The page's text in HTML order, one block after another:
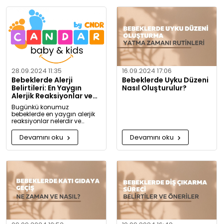
28.09.2024 11:35
Bebeklerde Alerji
Belirtileri: En Yaygın
Alerjik Reaksiyonlar ve
Önlemleri
Bugünkü konumuz
bebeklerde en yaygın alerjik
reaksiyonlar nelerdir ve
alerjiye karşı nasıl önlem
alınabilir? Artık alerjiye karşı
daha bilgili olacaksınız!
Devamını oku
16.09.2024 17:06
Bebeklerde Uyku Düzeni
Nasıl Oluşturulur?
Devamını oku